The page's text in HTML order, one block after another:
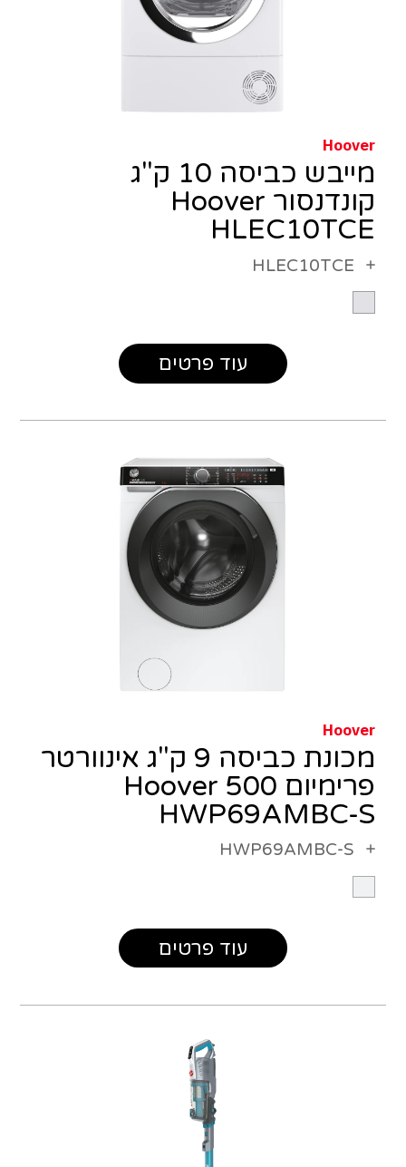
Hoover
מייבש כביסה 10 ק"ג
קונדנסור Hoover
HLEC10TCE
HLEC10TCE
עוד פרטים
Hoover
מכונת כביסה 9 ק"ג אינוורטר
פרימיום 500 Hoover
HWP69AMBC-S
HWP69AMBC-S
עוד פרטים